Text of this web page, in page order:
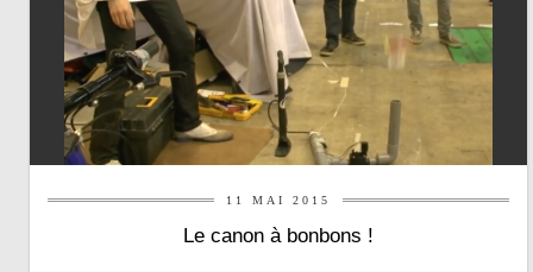
11 MAI 2015
Le canon à bonbons !